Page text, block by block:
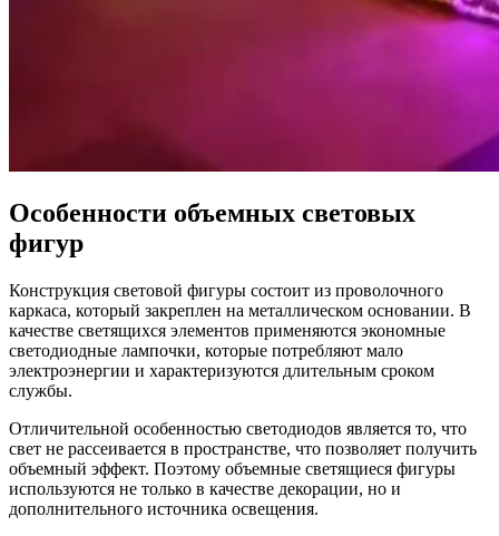
Особенности объемных световых
фигур
Конструкция световой фигуры состоит из проволочного
каркаса, который закреплен на металлическом основании. В
качестве светящихся элементов применяются экономные
светодиодные лампочки, которые потребляют мало
электроэнергии и характеризуются длительным сроком
службы.
Отличительной особенностью светодиодов является то, что
свет не рассеивается в пространстве, что позволяет получить
объемный эффект. Поэтому объемные светящиеся фигуры
используются не только в качестве декорации, но и
дополнительного источника освещения.